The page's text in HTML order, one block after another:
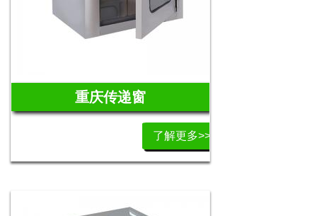
重庆传递窗
了解更多>>